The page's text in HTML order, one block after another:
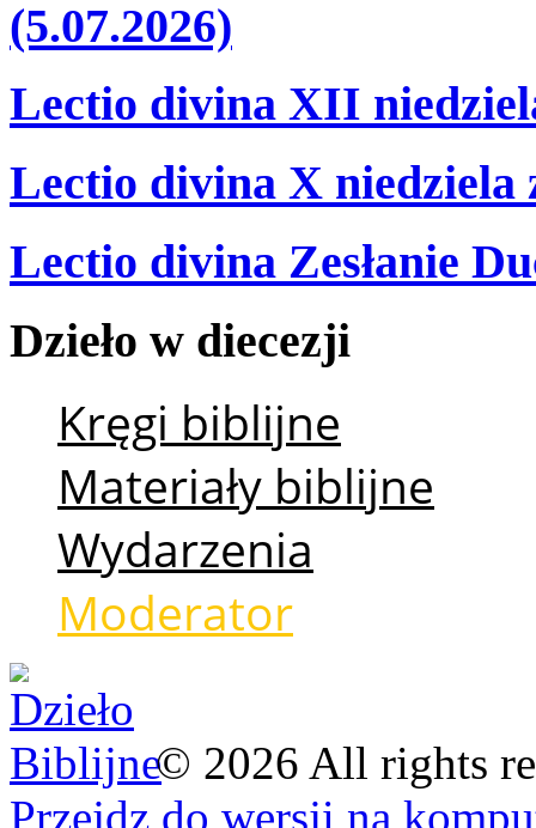
(5.07.2026)
Lectio divina XII
Lectio divina X niedziela
Lectio divina Zesłanie
Dzieło w diecezji
Kręgi biblijne
Materiały biblijne
Wydarzenia
Moderator
© 2026 All rights
Przejdz do wersji na